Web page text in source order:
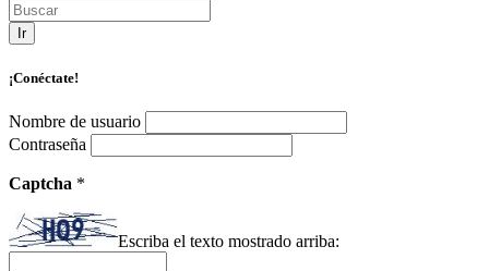
Ir
¡Conéctate!
Nombre de usuario
Contraseña
Captcha *
Escriba el texto mostrado arriba: